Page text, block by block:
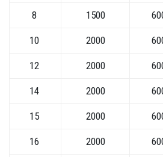
8 1500
10 2000
12 2000
14 2000
15 2000
16 2000